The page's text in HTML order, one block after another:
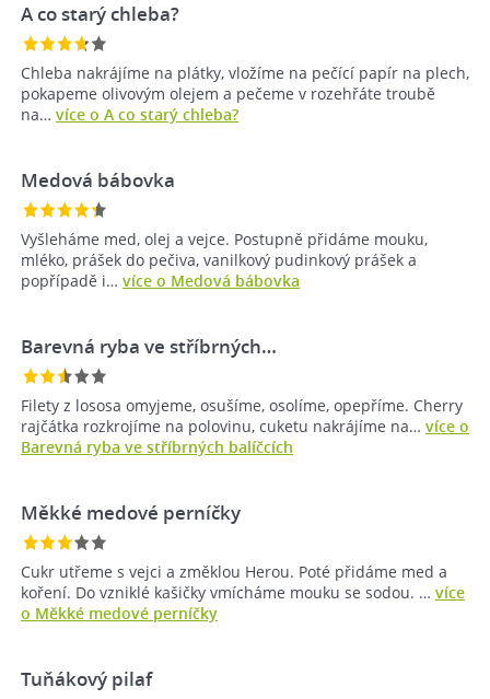
A co starý chleba?
Chleba nakrájíme na plátky, vložíme na pečící papír na plech,
pokapeme olivovým olejem a pečeme v rozehřáte troubě
na… více o A co starý chleba?
Medová bábovka
Vyšleháme med, olej a vejce. Postupně přidáme mouku,
mléko, prášek do pečiva, vanilkový pudinkový prášek a
popřípadě i… více o Medová bábovka
Barevná ryba ve stříbrných…
Filety z lososa omyjeme, osušíme, osolíme, opepříme. Cherry
rajčátka rozkrojíme na polovinu, cuketu nakrájíme na… více o
Barevná ryba ve stříbrných balíčcích
Měkké medové perníčky
Cukr utřeme s vejci a změklou Herou. Poté přidáme med a
koření. Do vzniklé kašičky vmícháme mouku se sodou. … více
o Měkké medové perníčky
Tuňákový pilaf